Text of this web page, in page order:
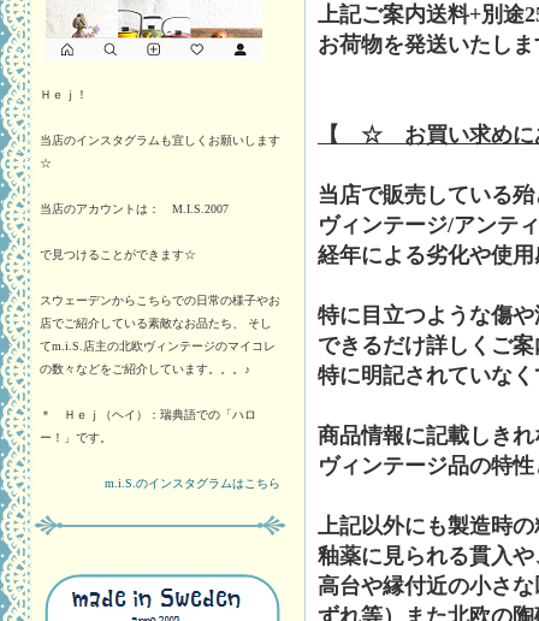
Ｈｅｊ！
当店のインスタグラムも宜しくお願いします
☆
当店のアカウントは： M.I.S.2007
で見つけることができます☆
スウェーデンからこちらでの日常の様子やお
店でご紹介している素敵なお品たち、 そし
てm.i.S.店主の北欧ヴィンテージのマイコレ
の数々などをご紹介しています。。。♪
＊ Ｈｅｊ（ヘイ）：瑞典語での「ハロ
ー！」です。
m.i.S.のインスタグラムはこちら
上記ご案内送料+別
お荷物を発送いたし
【 ☆ お買い求め
当店で販売している
ヴィンテージ/アンテ
経年による劣化や使
特に目立つような傷
できるだけ詳しくご
特に明記されていな
商品情報に記載しき
ヴィンテージ品の特
上記以外にも製造時
釉薬に見られる貫入
高台や縁付近の小さ
ずれ等）また北欧の